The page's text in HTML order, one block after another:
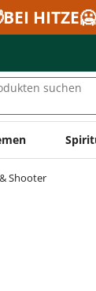
suchen
Shooter